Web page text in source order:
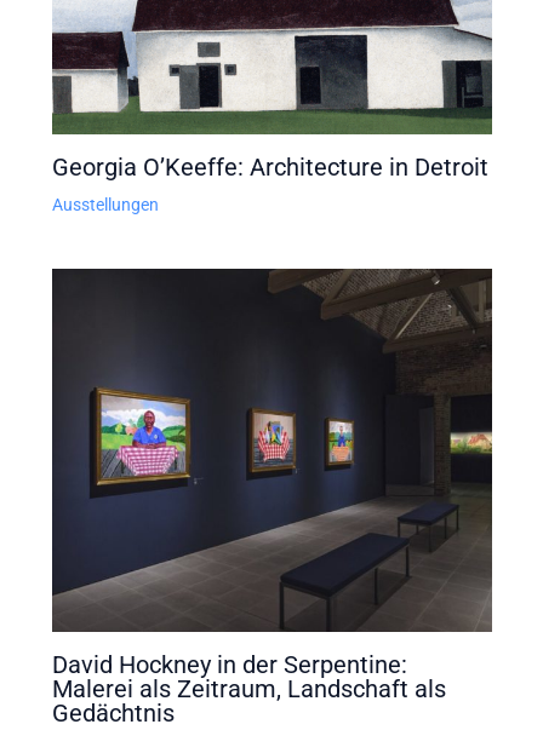
Georgia O’Keeffe: Architecture in Detroit
Ausstellungen
David Hockney in der Serpentine:
Malerei als Zeitraum, Landschaft als
Gedächtnis